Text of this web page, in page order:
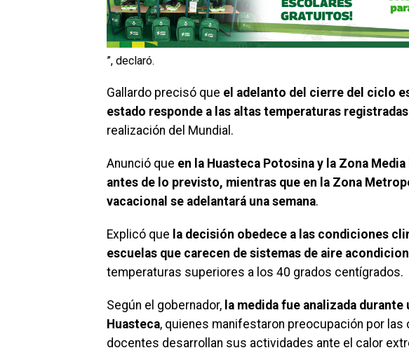
”, declaró.
Gallardo precisó que el adelanto del cierre del ciclo
estado responde a las altas temperaturas
realización del Mundial.
Anunció que en la Huasteca Potosina y la Zona
antes de lo previsto, mientras que en la Zona
vacacional se adelantará una semana.
Explicó que la decisión obedece a las condiciones
escuelas que carecen de sistemas de aire
temperaturas superiores a los 40 grados centígrados.
Según el gobernador, la medida fue analizada
Huasteca, quienes manifestaron preocupación por
docentes desarrollan sus actividades ante el calor